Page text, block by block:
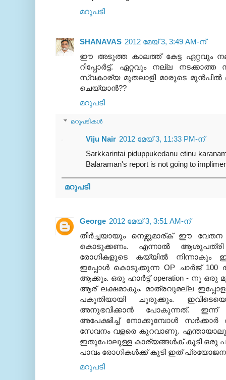
മറുപടി
SHANAVAS 2012 മേയ് 3, 3:49 AM-ന്
ഈ അടുത്ത കാലത്ത് കേട്ട ഏറ്റവും
റിപ്പോര്‍ട്ട്. ഏറ്റവും നല്ല
സ്വകാര്യ മുതലാളി മാരുടെ മുന്‍പില്‍
ചെയ്യാന്‍??
മറുപടി
മറുപടികൾ
Viju Nair 2012 മേയ് 3, 11:33 PM-ന്
Sarkkarintai piduppukedanu etinu
Balaraman's report is not going to
മറുപടി
George 2012 മേയ് 3, 3:51 AM-ന്
തീര്‍ച്ചയായും നെഴ്സുമാര്ക് ഈ
കൊടുക്കണം. എന്നാല്‍ ആശുപത്രി
രോഗികളുടെ കയ്യില്‍
ഇപ്പോള്‍ കൊടുക്കുന്ന OP ചാര്‍ജ്
ആക്കും. ഒരു ഹാര്‍ട്ട്‌ operation - നു
ആര് ലക്ഷമാകും. മാത്രവുമല്ല
പകുതിയായി ചുരുക്കും.
അനുഭവിക്കാന്‍ പോകുന്നത്.
അപേക്ഷിച്ച് നോക്കുമ്പോള്‍ സര്‍ക്കാര്‍
സേവനം വളരെ കുറവാണു.
ഇതുപോലുള്ള കാര്യങ്ങള്‍ക് കൂടി ഒരു
പാവം രോഗികള്‍ക്ക് കൂടി ഇത് പ്രയോജന
മറുപടി